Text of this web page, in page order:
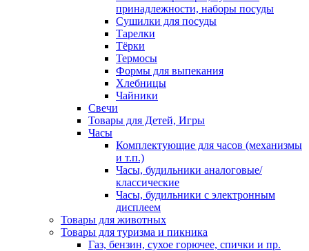
принадлежности, наборы посуды
Сушилки для посуды
Тарелки
Тёрки
Термосы
Формы для выпекания
Хлебницы
Чайники
Свечи
Товары для Детей, Игры
Часы
Комплектующие для часов (механизмы
и т.п.)
Часы, будильники аналоговые/
классические
Часы, будильники с электронным
дисплеем
Товары для животных
Товары для туризма и пикника
Газ, бензин, сухое горючее, спички и пр.